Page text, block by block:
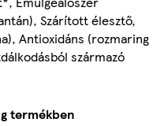
Szárított élesztő,
Antioxidáns (rozmaring
származó
termékben